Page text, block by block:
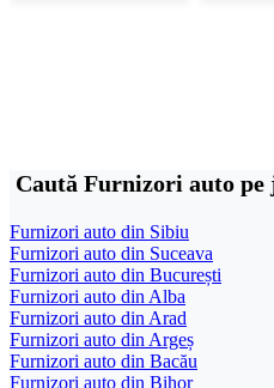
Caută Furnizori auto pe
Furnizori auto din Sibiu
Furnizori auto din Suceava
Furnizori auto din București
Furnizori auto din Alba
Furnizori auto din Arad
Furnizori auto din Argeș
Furnizori auto din Bacău
Furnizori auto din Bihor